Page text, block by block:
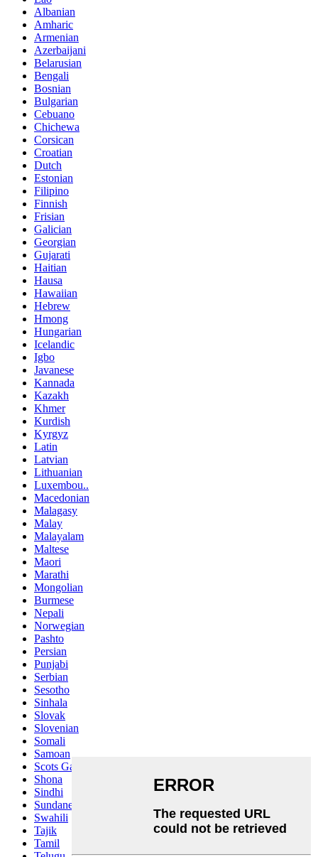
Albanian
Amharic
Armenian
Azerbaijani
Belarusian
Bengali
Bosnian
Bulgarian
Cebuano
Chichewa
Corsican
Croatian
Dutch
Estonian
Filipino
Finnish
Frisian
Galician
Georgian
Gujarati
Haitian
Hausa
Hawaiian
Hebrew
Hmong
Hungarian
Icelandic
Igbo
Javanese
Kannada
Kazakh
Khmer
Kurdish
Kyrgyz
Latin
Latvian
Lithuanian
Luxembou..
Macedonian
Malagasy
Malay
Malayalam
Maltese
Maori
Marathi
Mongolian
Burmese
Nepali
Norwegian
Pashto
Persian
Punjabi
Serbian
Sesotho
Sinhala
Slovak
Slovenian
Somali
Samoan
Scots Gaelic
Shona
Sindhi
Sundanese
Swahili
Tajik
Tamil